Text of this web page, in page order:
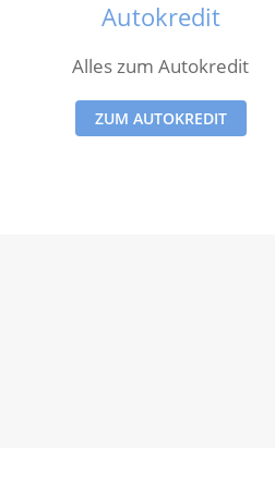
Autokredit
Alles zum Autokredit
ZUM AUTOKREDIT